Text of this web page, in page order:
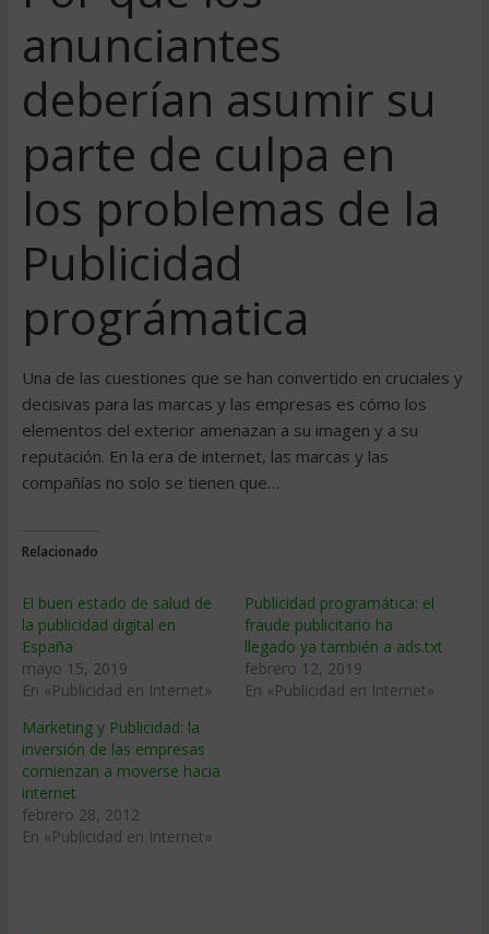
anunciantes
deberían asumir su
parte de culpa en
los problemas de la
Publicidad
prográmatica
Una de las cuestiones que se han convertido en cruciales y
decisivas para las marcas y las empresas es cómo los
elementos del exterior amenazan a su imagen y a su
reputación. En la era de internet, las marcas y las
compañías no solo se tienen que…
Relacionado
El buen estado de salud de
la publicidad digital en
España
mayo 15, 2019
En «Publicidad en Internet»
Publicidad programática: el
fraude publicitario ha
llegado ya también a ads.txt
febrero 12, 2019
En «Publicidad en Internet»
Marketing y Publicidad: la
inversión de las empresas
comienzan a moverse hacia
internet
febrero 28, 2012
En «Publicidad en Internet»